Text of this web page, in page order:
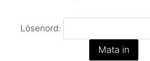
Lösenord: